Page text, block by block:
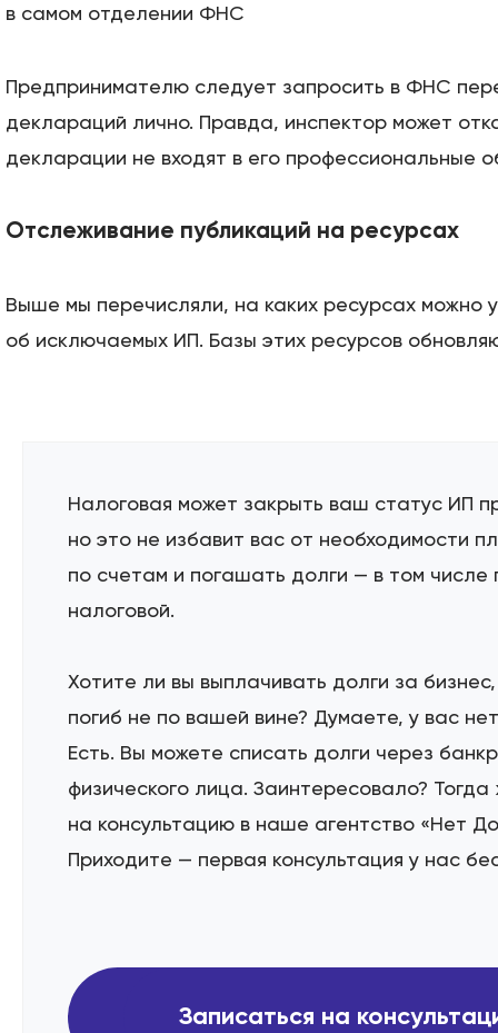
в самом отделении ФНС
Предпринимателю следует запросить в ФНС
деклараций лично. Правда, инспектор может
декларации не входят в его профессиональные
Отслеживание публикаций на ресурсах
Выше мы перечисляли, на каких ресурсах можно
об исключаемых ИП. Базы этих ресурсов
Налоговая может закрыть ваш статус ИП
но это не избавит вас от необходимости
по счетам и погашать долги — в том числе
налоговой.
Хотите ли вы выплачивать долги за
погиб не по вашей вине? Думаете, у вас
Есть. Вы можете списать долги через
физического лица. Заинтересовало?
на консультацию в наше агентство «Нет
Приходите — первая консультация у нас
Записаться на
Отзывы
БАНКРОТСТВО